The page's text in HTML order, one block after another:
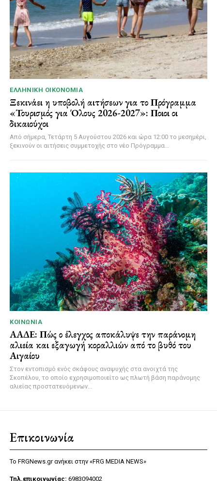
ΕΛΛΗΝΙΚΉ ΟΙΚΟΝΟΜΊΑ
Ξεκινάει η υποβολή αιτήσεων για το Πρόγραμμα
«Τουρισμός για Όλους 2026-2027»: Ποιοι οι
δικαιούχοι
Από σήμερα, Τετάρτη 5 Αυγούστου 2026 και ώρα 12:00 το μεσημέρι,
ξεκινούν οι αιτήσεις συμμετοχής στο νέο Πρόγραμμα...
ΚΟΙΝΩΝΊΑ
ΑΑΔΕ: Πώς ο έλεγχος αποκάλυψε την παράνομη
αλιεία και εξαγωγή κοραλλιών από το βυθό του
Αιγαίου
Στον εντοπισμό ενός σκάφους αναψυχής στα ανοιχτά της
Σκοπέλου, το οποίο εχρησιμοποιείτο ως πλωτή βάση παράνομης
αλιείας προστατευόμενων...
Επικοινωνία
Το FRGNews.gr ανήκει στην «FRG MEDIA NEWS»
Τηλ.επικοινωνίας: 6983094002